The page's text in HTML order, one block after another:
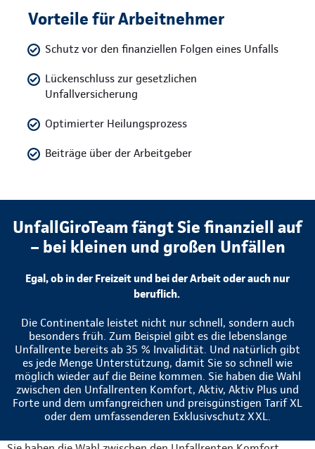
Vorteile für Arbeitnehmer
Schutz vor den finanziellen Folgen eines Unfalls
Lückenschluss zur gesetzlichen
Unfallversicherung
Optimierter Heilungsprozess
Beiträge über der Arbeitgeber
UnfallGiroTeam fängt Sie finanziell auf
– bei kleinen und großen Unfällen
Egal, ob in der Freizeit und bei der Arbeit oder auch nur
beruflich.
Die Continentale leistet nicht nur schnell, sondern auch
besonders früh. Zum Beispiel gibt es die lebenslange
Unfallrente bereits ab 35 % Invalidität. Und natürlich gibt
es jede Menge Unterstützung, damit Sie so schnell wie
möglich wieder auf die Beine kommen. Sie haben die Wahl
zwischen den Unfallrenten Komfort, Aktiv, Aktiv Plus und
Forte und dem umfangreichen und preisgünstigen Tarif XL
oder dem umfassenderen Exklusivschutz XXL.